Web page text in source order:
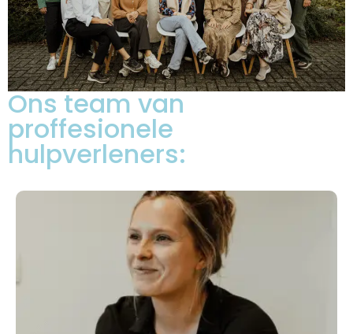
Ons team van
proffesionele
hulpverleners: